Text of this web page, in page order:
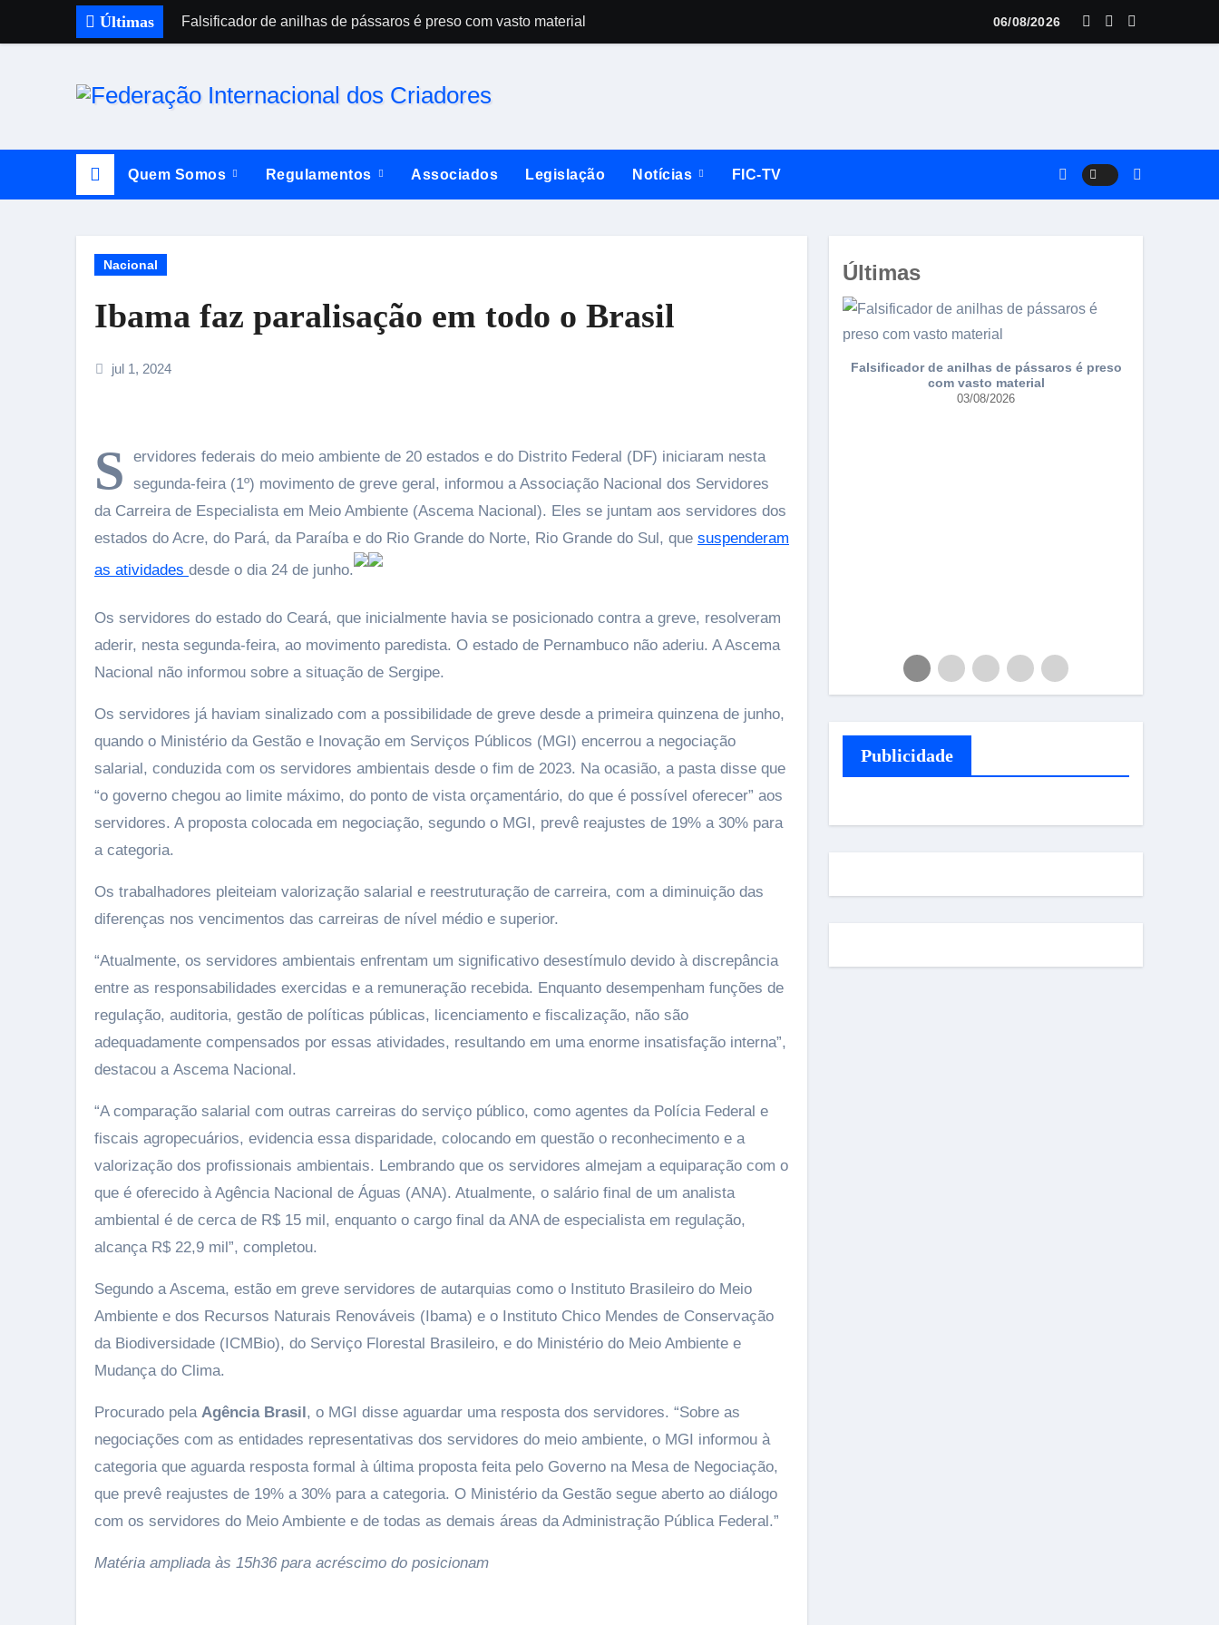
Últimas Falsificador de anilhas de pássaros é preso com vasto material Campeonato estadual FIC tem expectativa para 300 pássaros
06/08/2026
Quem Somos Regulamentos Associados Legislação Notícias FIC-TV
Nacional
Ibama faz paralisação em todo o Brasil
jul 1, 2024
S
ervidores federais do meio ambiente de 20 estados e do Distrito Federal (DF) iniciaram nesta
segunda-feira (1º) movimento de greve geral, informou a Associação Nacional dos Servidores
da Carreira de Especialista em Meio Ambiente (Ascema Nacional). Eles se juntam aos servidores dos
estados do Acre, do Pará, da Paraíba e do Rio Grande do Norte, Rio Grande do Sul, que suspenderam
as atividades desde o dia 24 de junho.
Os servidores do estado do Ceará, que inicialmente havia se posicionado contra a greve, resolveram
aderir, nesta segunda-feira, ao movimento paredista. O estado de Pernambuco não aderiu. A Ascema
Nacional não informou sobre a situação de Sergipe.
Os servidores já haviam sinalizado com a possibilidade de greve desde a primeira quinzena de junho,
quando o Ministério da Gestão e Inovação em Serviços Públicos (MGI) encerrou a negociação
salarial, conduzida com os servidores ambientais desde o fim de 2023. Na ocasião, a pasta disse que
“o governo chegou ao limite máximo, do ponto de vista orçamentário, do que é possível oferecer” aos
servidores. A proposta colocada em negociação, segundo o MGI, prevê reajustes de 19% a 30% para
a categoria.
Os trabalhadores pleiteiam valorização salarial e reestruturação de carreira, com a diminuição das
diferenças nos vencimentos das carreiras de nível médio e superior.
“Atualmente, os servidores ambientais enfrentam um significativo desestímulo devido à discrepância
entre as responsabilidades exercidas e a remuneração recebida. Enquanto desempenham funções de
regulação, auditoria, gestão de políticas públicas, licenciamento e fiscalização, não são
adequadamente compensados por essas atividades, resultando em uma enorme insatisfação interna”,
destacou a Ascema Nacional.
“A comparação salarial com outras carreiras do serviço público, como agentes da Polícia Federal e
fiscais agropecuários, evidencia essa disparidade, colocando em questão o reconhecimento e a
valorização dos profissionais ambientais. Lembrando que os servidores almejam a equiparação com o
que é oferecido à Agência Nacional de Águas (ANA). Atualmente, o salário final de um analista
ambiental é de cerca de R$ 15 mil, enquanto o cargo final da ANA de especialista em regulação,
alcança R$ 22,9 mil”, completou.
Segundo a Ascema, estão em greve servidores de autarquias como o Instituto Brasileiro do Meio
Ambiente e dos Recursos Naturais Renováveis (Ibama) e o Instituto Chico Mendes de Conservação
da Biodiversidade (ICMBio), do Serviço Florestal Brasileiro, e do Ministério do Meio Ambiente e
Mudança do Clima.
Procurado pela Agência Brasil, o MGI disse aguardar uma resposta dos servidores. “Sobre as
negociações com as entidades representativas dos servidores do meio ambiente, o MGI informou à
categoria que aguarda resposta formal à última proposta feita pelo Governo na Mesa de Negociação,
que prevê reajustes de 19% a 30% para a categoria. O Ministério da Gestão segue aberto ao diálogo
com os servidores do Meio Ambiente e de todas as demais áreas da Administração Pública Federal.”
Matéria ampliada às 15h36 para acréscimo do posicionam
Últimas
doméstico
02/06/2026
Falsificador de anilhas de pássaros é preso
com vasto material
03/08/2026
Publicidade